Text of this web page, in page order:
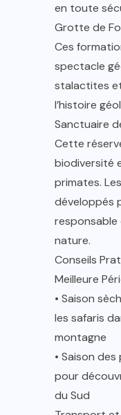
en toute
Grotte de
Ces
spectacle
stalactites
l’histoire
Sanctuaire
Cette
biodiversité
primates.
développés
responsable
nature.
Conseils
Meilleure
• Saison
les safaris
montagne
• Saison
pour
du Sud